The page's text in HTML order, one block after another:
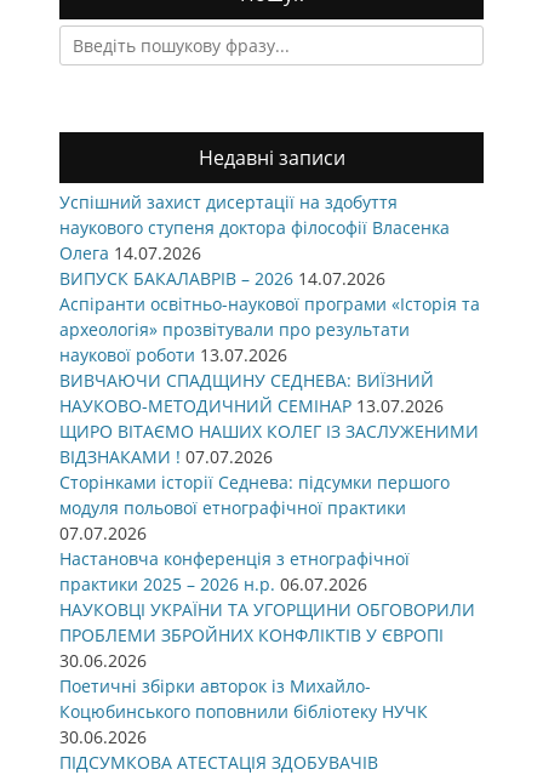
Search
for:
Недавні записи
Успішний захист дисертації на здобуття
наукового ступеня доктора філософії Власенка
Олега 14.07.2026
ВИПУСК БАКАЛАВРІВ – 2026 14.07.2026
Аспіранти освітньо-наукової програми «Історія та
археологія» прозвітували про результати
наукової роботи 13.07.2026
ВИВЧАЮЧИ СПАДЩИНУ СЕДНЕВА: ВИЇЗНИЙ
НАУКОВО-МЕТОДИЧНИЙ СЕМІНАР 13.07.2026
ЩИРО ВІТАЄМО НАШИХ КОЛЕГ ІЗ ЗАСЛУЖЕНИМИ
ВІДЗНАКАМИ ! 07.07.2026
Сторінками історії Седнева: підсумки першого
модуля польової етнографічної практики
07.07.2026
Настановча конференція з етнографічної
практики 2025 – 2026 н.р. 06.07.2026
НАУКОВЦІ УКРАЇНИ ТА УГОРЩИНИ ОБГОВОРИЛИ
ПРОБЛЕМИ ЗБРОЙНИХ КОНФЛІКТІВ У ЄВРОПІ
30.06.2026
Поетичні збірки авторок із Михайло-
Коцюбинського поповнили бібліотеку НУЧК
30.06.2026
ПІДСУМКОВА АТЕСТАЦІЯ ЗДОБУВАЧІВ